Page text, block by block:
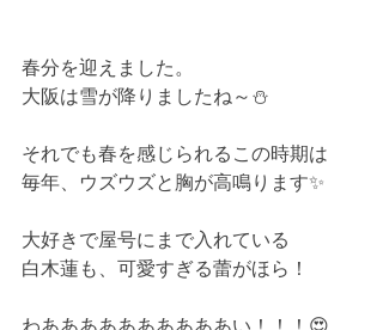
春分を迎えました。
大阪は雪が降りましたね～⛄
それでも春を感じられるこの時期は
毎年、ウズウズと胸が高鳴ります✨
大好きで屋号にまで入れている
白木蓮も、可愛すぎる蕾がほら！